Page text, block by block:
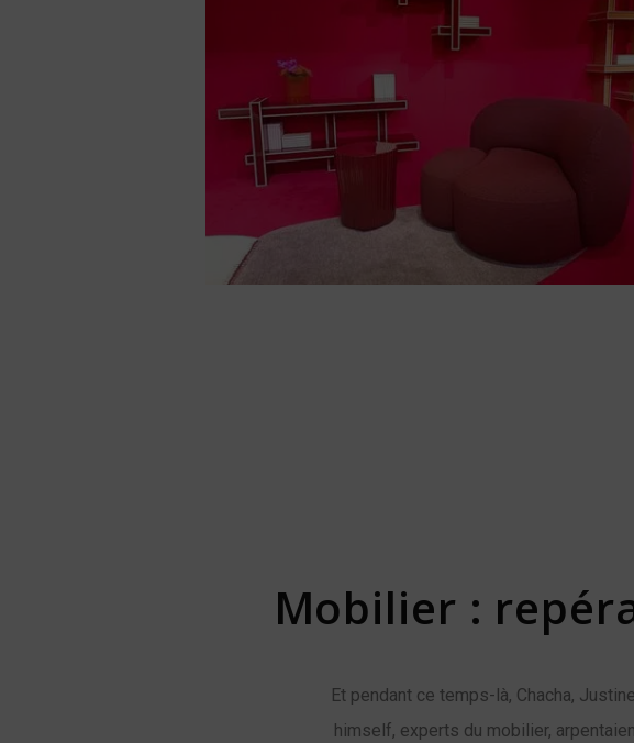
Mobilier :
Et pendant ce temps-là, Chacha,
himself, experts du mobilier,